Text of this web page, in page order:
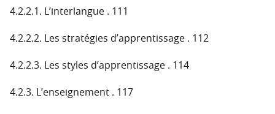
4.2.2.1. L’interlangue . 111
4.2.2.2. Les stratégies d’apprentissage . 112
4.2.2.3. Les styles d’apprentissage . 114
4.2.3. L’enseignement . 117